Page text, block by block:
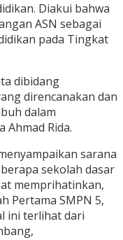
Diakui bahwa
ASN sebagai
pada Tingkat
dibidang
direncanakan dan
dalam
Ahmad Rida.
sarana
sekolah dasar
memprihatinkan,
Pertama SMPN 5,
ini terlihat dari